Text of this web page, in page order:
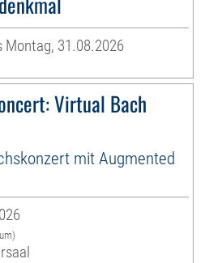
Montag, 31.08.2026
Virtual Bach
mit Augmented